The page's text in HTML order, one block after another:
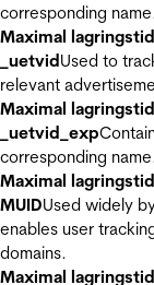
corresponding
Maximal lagringstid
_uetvidUsed to
relevant
Maximal lagringstid
_uetvid_exp
corresponding
Maximal lagringstid
MUIDUsed widely
enables user
domains.
Maximal lagringstid